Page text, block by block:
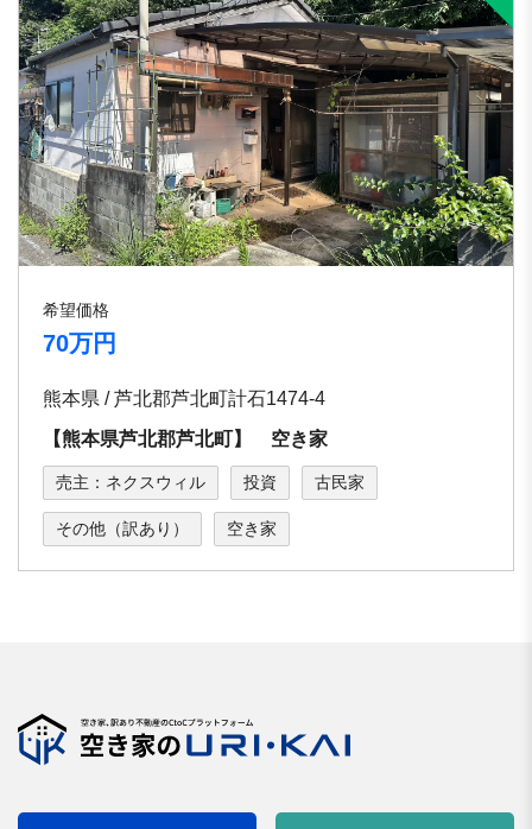
希望価格
70万円
熊本県 / 芦北郡芦北町計石1474-4
【熊本県芦北郡芦北町】 空き家
売主：ネクスウィル 投資 古民家
その他（訳あり） 空き家